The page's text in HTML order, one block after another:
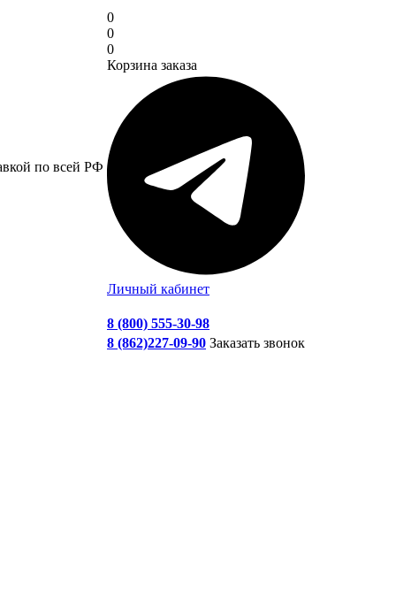
по всей РФ
0
0
0
Корзина заказа
Личный кабинет
8 (800) 555-30-98
8 (862)227-09-90 Заказать звонок